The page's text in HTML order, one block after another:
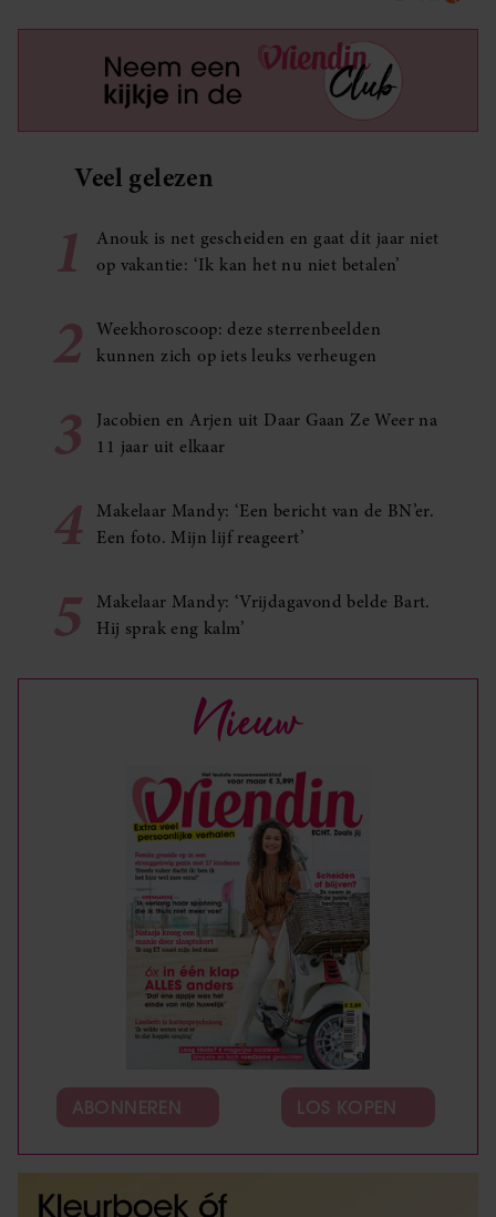
Veel gelezen
1
Anouk is net gescheiden en gaat dit jaar niet
op vakantie: ‘Ik kan het nu niet betalen’
2
Weekhoroscoop: deze sterrenbeelden
kunnen zich op iets leuks verheugen
3
Jacobien en Arjen uit Daar Gaan Ze Weer na
11 jaar uit elkaar
4
Makelaar Mandy: ‘Een bericht van de BN’er.
Een foto. Mijn lijf reageert’
5
Makelaar Mandy: ‘Vrijdagavond belde Bart.
Hij sprak eng kalm’
Nieuw
ABONNEREN LOS KOPEN